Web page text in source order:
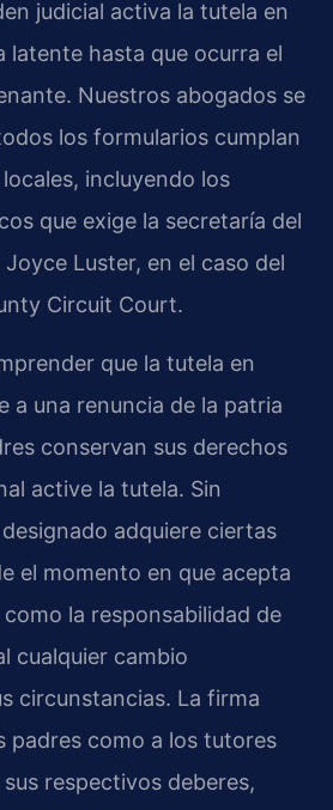
judicial activa la tutela en
latente hasta que ocurra el
Nuestros abogados se
los formularios cumplan
incluyendo los
que exige la secretaría del
Luster, en el caso del
Circuit Court.
que la tutela en
a una renuncia de la patria
conservan sus derechos
active la tutela. Sin
adquiere ciertas
el momento en que acepta
la responsabilidad de
cualquier cambio
circunstancias. La firma
padres como a los tutores
respectivos deberes,